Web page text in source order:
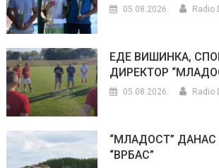
05.08.2026. Radio
ЕДЕ ВИШИНКА,
ДИРЕКТОР
05.08.2026. Radio
“МЛАДОСТ” ДАНАС
“ВРБАС”